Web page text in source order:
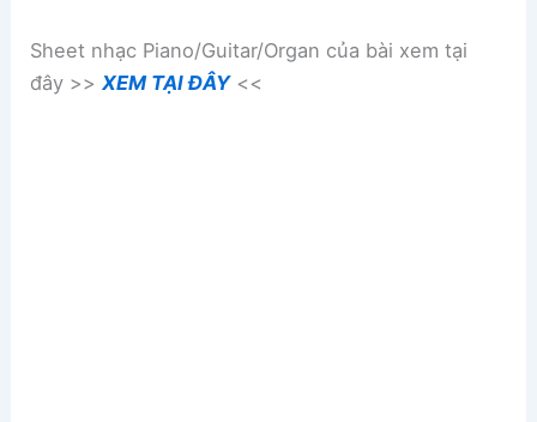
Sheet nhạc Piano/Guitar/Organ của bài xem tại
đây >>XEM TẠI ĐÂY<<